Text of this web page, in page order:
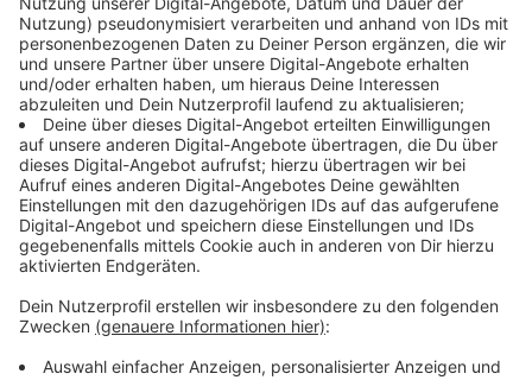
Die größte Gefahr beim Schwimmen im Kanal ist laut
DLRG bei dem heißen Wetter der Kreislaufkollaps,
gerade wenn man nach dem Sonnen einfach direkt ins
Wasser reinspringt.
Die Wasserschutzpolizei nennt in dem Zuge
Herzattacken, Schlaganfälle und plötzliche Ohnmacht
als weitere Unfallursachen. Wenn man dann einmal in
dem trüben Kanalwasser versinke, würde man so
schnell nicht wiedergefunden.
Anzeige